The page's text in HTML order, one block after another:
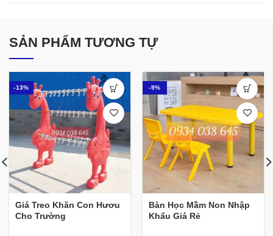
SẢN PHẨM TƯƠNG TỰ
-13%
Giá Treo Khăn Con Hươu
Cho Trường
-9%
Bàn Học Mầm Non Nhập
Khẩu Giá Rẻ